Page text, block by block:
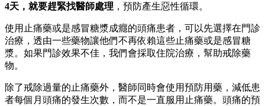
4天，就要趕緊找醫師處理 ，預防產生惡性循環。
使用止痛藥或是感冒糖漿成癮的頭痛患者，可以先選擇在門診
治療，透由一些藥物讓他們不再依賴這些止痛藥或是感冒糖
漿。如果門診效果不佳，我們會採取住院治療，幫助戒除藥
物。
除了戒除過量的止痛藥外，醫師同時會使用預防用藥，減低患
者每個月頭痛的發生次數，而不是一直服用止痛藥。頭痛的預